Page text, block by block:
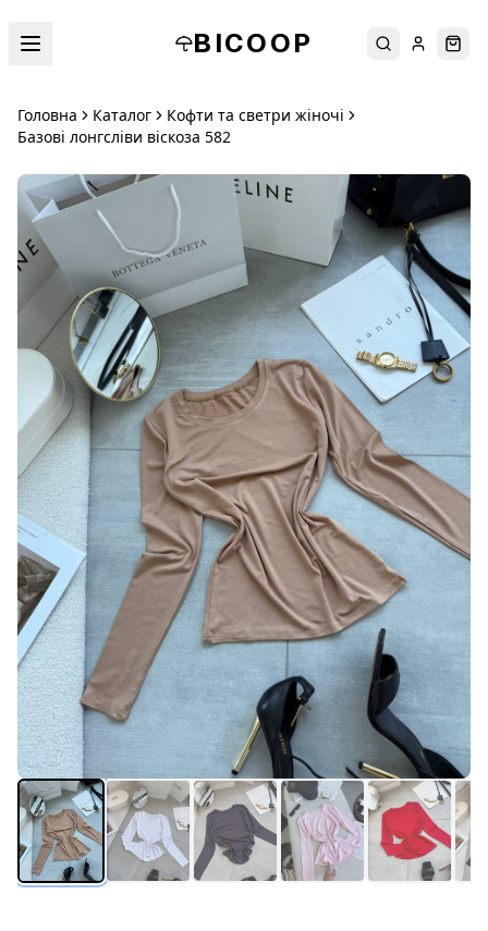
BICOOP ПошукУвійти
Головна Каталог
Кофти та светри жіночі
Базові лонгсліви віскоза 582